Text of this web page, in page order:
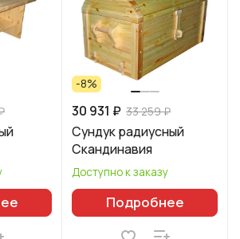
-8%
30 931 ₽ 33 259 ₽
Сундук радиусный
Скандинавия
Доступно к заказу
Подробнее